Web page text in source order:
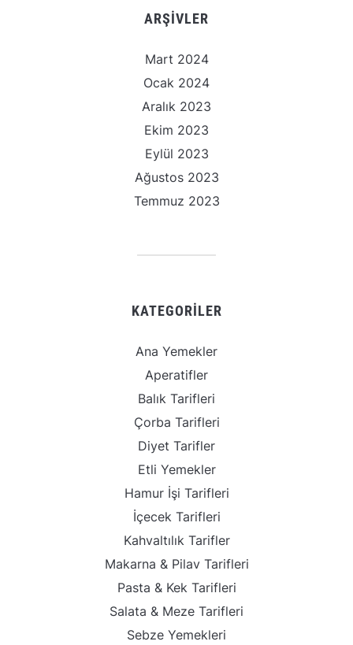
ARŞIVLER
Mart 2024
Ocak 2024
Aralık 2023
Ekim 2023
Eylül 2023
Ağustos 2023
Temmuz 2023
KATEGORILER
Ana Yemekler
Aperatifler
Balık Tarifleri
Çorba Tarifleri
Diyet Tarifler
Etli Yemekler
Hamur İşi Tarifleri
İçecek Tarifleri
Kahvaltılık Tarifler
Makarna & Pilav Tarifleri
Pasta & Kek Tarifleri
Salata & Meze Tarifleri
Sebze Yemekleri